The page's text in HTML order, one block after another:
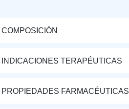
COMPOSICIÓN
INDICACIONES TERAPÉUTICAS
PROPIEDADES FARMACÉUTICAS